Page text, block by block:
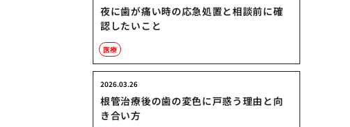
夜に歯が痛い時の応急処置と相談前に確
認したいこと
医療
根管治療後の歯の変色に戸惑う理由と向
き合い方
2026.03.26